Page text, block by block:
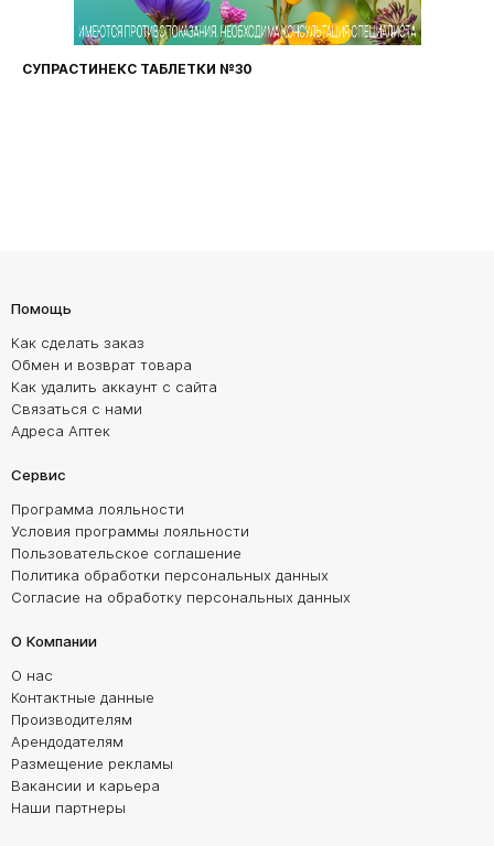
СУПРАСТИНЕКС ТАБЛЕТКИ №30
Помощь
Как сделать заказ
Обмен и возврат товара
Как удалить аккаунт с сайта
Связаться с нами
Адреса Аптек
Сервис
Программа лояльности
Условия программы лояльности
Пользовательское соглашение
Политика обработки персональных данных
Согласие на обработку персональных данных
О Компании
О нас
Контактные данные
Производителям
Арендодателям
Размещение рекламы
Вакансии и карьера
Наши партнеры